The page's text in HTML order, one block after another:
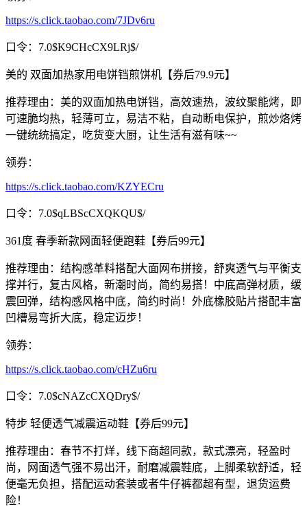
https://s.click.taobao.com/7JDv6ru
口令：7.0$K9CHcCX9LRj$/
美的 双面加热家用电饼铛煎饼机【券后79.9元】
推荐理由：美的双面加热电饼铛，高效速热，波纹聚能烤，即
可速脆均热，轻薄可立，易洁不粘，自动断电保护，煎炒烙烤
一键统统搞定，吃货变大厨，让生活有滋有味~~
领券：
https://s.click.taobao.com/KZYECru
口令：7.0$qLBScCXQKQU$/
361度 春季新款网面轻便跑鞋【券后99元】
推荐理由：结构感革料搭配大面网布拼接，舒爽透气与平衡支
撑并行，复古风格，新潮时尚，简约易搭！中底高弹材质，缓
震回弹，结构感风格中底，简约时尚！外底橡胶贴片搭配丰富
凹槽易弯折大底，稳定迈步！
领券：
https://s.click.taobao.com/cHZu6ru
口令：7.0$cNAZcCXQDry$/
特步 轻便透气减震运动鞋【券后99元】
推荐理由：春节不打烊，线下商超同款，款式漂亮，轻盈时
尚，网面透气强不易出汗，耐磨减震鞋底，上脚柔软舒适，轻
便毫无负担，搭配运动套装或者牛仔裤都超有型，退货运费
险！